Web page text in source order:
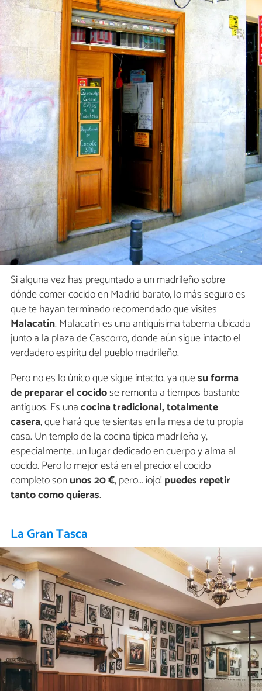
Si alguna vez has preguntado a un madrileño sobre
dónde comer cocido en Madrid barato, lo más seguro es
que te hayan terminado recomendado que visites
Malacatín. Malacatín es una antiquísima taberna ubicada
junto a la plaza de Cascorro, donde aún sigue intacto el
verdadero espíritu del pueblo madrileño.
Pero no es lo único que sigue intacto, ya quesu forma
de preparar el cocidose remonta a tiempos bastante
antiguos. Es unacocina tradicional, totalmente
casera, que hará que te sientas en la mesa de tu propia
casa. Un templo de la cocina típica madrileña y,
especialmente, un lugar dedicado en cuerpo y alma al
cocido. Pero lo mejor está en el precio: el cocido
completo sonunos 20 €, pero... ¡ojo!puedes repetir
tanto como quieras.
La Gran Tasca